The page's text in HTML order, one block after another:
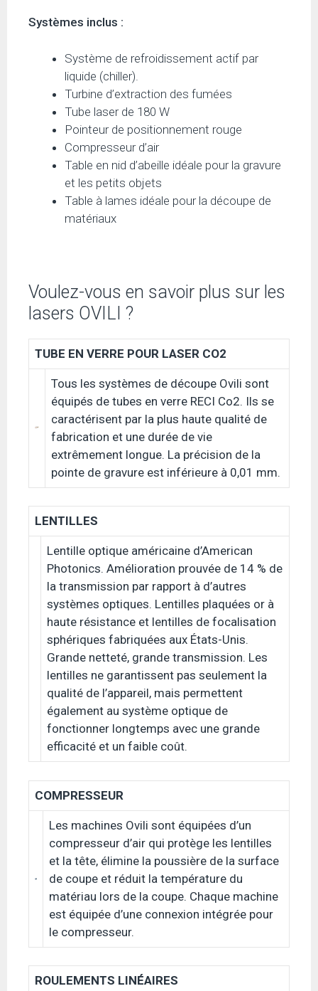
Systèmes inclus :
Système de refroidissement actif par
liquide (chiller).
Turbine d’extraction des fumées
Tube laser de 180 W
Pointeur de positionnement rouge
Compresseur d’air
Table en nid d’abeille idéale pour la gravure
et les petits objets
Table à lames idéale pour la découpe de
matériaux
Voulez-vous en savoir plus sur les
lasers OVILI ?
TUBE EN VERRE POUR LASER CO2
Tous les systèmes de découpe Ovili sont
équipés de tubes en verre RECI Co2. Ils se
caractérisent par la plus haute qualité de
fabrication et une durée de vie
extrêmement longue. La précision de la
pointe de gravure est inférieure à 0,01 mm.
LENTILLES
Lentille optique américaine d’American
Photonics. Amélioration prouvée de 14 % de
la transmission par rapport à d’autres
systèmes optiques. Lentilles plaquées or à
haute résistance et lentilles de focalisation
sphériques fabriquées aux États-Unis.
Grande netteté, grande transmission. Les
lentilles ne garantissent pas seulement la
qualité de l’appareil, mais permettent
également au système optique de
fonctionner longtemps avec une grande
efficacité et un faible coût.
COMPRESSEUR
Les machines Ovili sont équipées d’un
compresseur d’air qui protège les lentilles
et la tête, élimine la poussière de la surface
de coupe et réduit la température du
matériau lors de la coupe. Chaque machine
est équipée d’une connexion intégrée pour
le compresseur.
ROULEMENTS LINÉAIRES